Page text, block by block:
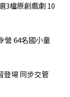
3檔原創戲劇 10
營 64名國小童
登場 同步交管